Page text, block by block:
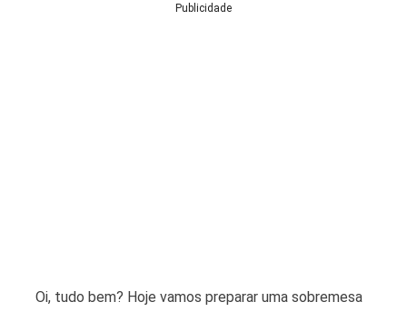
Publicidade
Oi, tudo bem? Hoje vamos preparar uma sobremesa